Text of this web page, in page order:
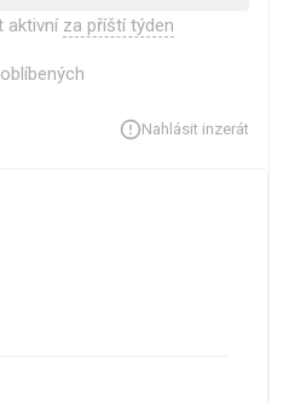
aktivní za příští týden
Nahlásit inzerát